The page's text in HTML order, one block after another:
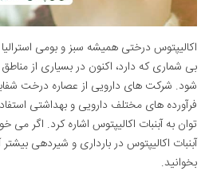
اکالیپتوس درختی همیشه سبز و بومی
بی شماری که دارد، اکنون در بسیاری از
شود. شرکت های دارویی از عصاره درخت
فرآورده های مختلف دارویی و بهداشتی
توان به آبنبات اکالیپتوس اشاره کرد. اگر
آبنبات اکالیپتوس در بارداری و شیردهی
بخوانید.